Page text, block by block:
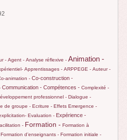
- Agent - Analyse réflexive - Animation -
Apprentissages - ARPPEGE - Auteur -
animation - Co-construction -
Communication - Compétences - Complexité -
professionnel - Dialogue -
de groupe - Ecriture - Effets Emergence -
Evaluation - Expérience -
- Formation - Formation à
Formation d’enseignants - Formation initiale -